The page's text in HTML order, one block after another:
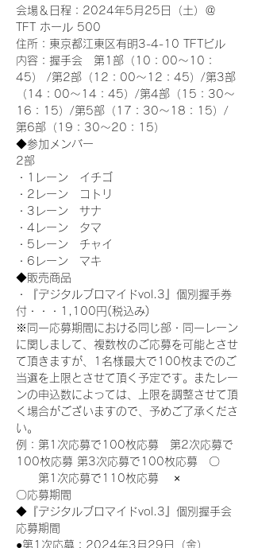
会場＆日程：2024年5月25日（土）＠
TFT ホール 500
住所：東京都江東区有明3-4-10 TFTビル
内容：握手会　第1部（10：00～10：
45） /第2部（12：00～12：45）/第3部
（14：00～14：45）/第4部（15：30～
16：15）/第5部（17：30～18：15）/
第6部（19：30～20：15）
◆参加メンバー
2部
・1レーン　イチゴ
・2レーン　コトリ
・3レーン　サナ
・4レーン　タマ
・5レーン　チャイ
・6レーン　マキ
◆販売商品
・『デジタルブロマイドvol.3』個別握手券
付・・・1,100円(税込み)
※同一応募期間における同じ部・同一レーン
に関しまして、複数枚のご応募を可能とさせ
て頂きますが、1名様最大で100枚までのご
当選を上限とさせて頂く予定です。またレー
ンの申込数によっては、上限を調整させて頂
く場合がございますので、予めご了承くださ
い。
例：第1次応募で100枚応募　第2次応募で
100枚応募 第3次応募で100枚応募　〇
第1次応募で110枚応募　 ×
〇応募期間
◆『デジタルブロマイドvol.3』個別握手会
応募期間
●第1次応募：2024年3月29日（金）